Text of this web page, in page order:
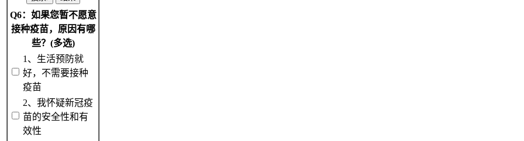
Q6：如果您暂不愿意
接种疫苗，原因有哪
些？(多选)
1、生活预防就
好，不需要接种
疫苗
2、我怀疑新冠疫
苗的安全性和有
效性